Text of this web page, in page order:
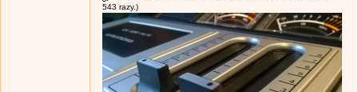
543 razy.)